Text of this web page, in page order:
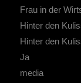
Frau in der
Hinter den
Hinter den
Ja
media